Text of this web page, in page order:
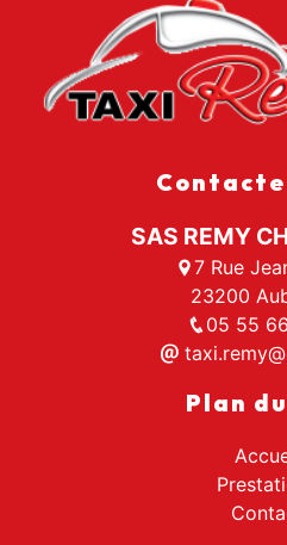
SAS REMY
7 Rue
23200
05 55
Plan